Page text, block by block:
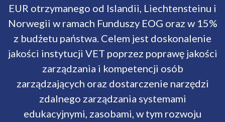
EUR otrzymanego od Islandii, Liechtensteinu i
Norwegii w ramach Funduszy EOG oraz w 15%
z budżetu państwa. Celem jest doskonalenie
jakości instytucji VET poprzez poprawę jakości
zarządzania i kompetencji osób
zarządzających oraz dostarczenie narzędzi
zdalnego zarządzania systemami
edukacyjnymi, zasobami, w tym rozwoju